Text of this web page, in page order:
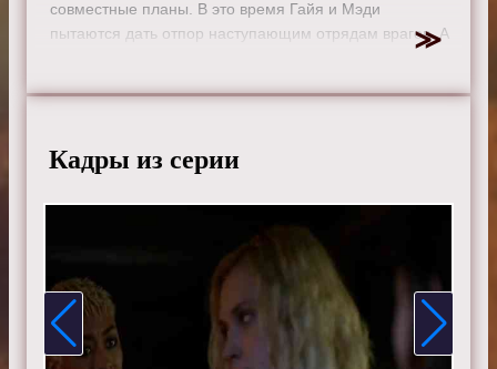
совместные планы. В это время Гайя и Мэди
пытаются дать отпор наступающим отрядам врагов. А
Томас Макдонелл, Элай Гори, Мари Авгеропулос,
Уиттл, Ричард Хармон, Зак Макгоуэн и Тася Телес.
Смотрите онлайн 6 сезон 6 серию « Сотня
» бесплатно
в хорошем HD качестве, на телефоне, планшете, пк
или телевизоре на сайте the-100tv.ru.
Кадры из серии